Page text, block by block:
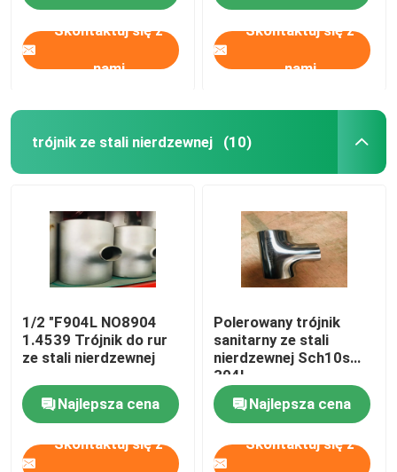
Skontaktuj się z
nami
Skontaktuj się z
nami
trójnik ze stali nierdzewnej (10)
1/2 "F904L NO8904
1.4539 Trójnik do rur
ze stali nierdzewnej
Najlepsza cena
Skontaktuj się z
Polerowany trójnik
sanitarny ze stali
nierdzewnej Sch10s
304L
Najlepsza cena
Skontaktuj się z